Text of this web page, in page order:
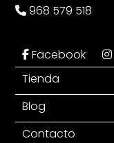
968 579 518
Facebook
Tienda
Blog
Contacto